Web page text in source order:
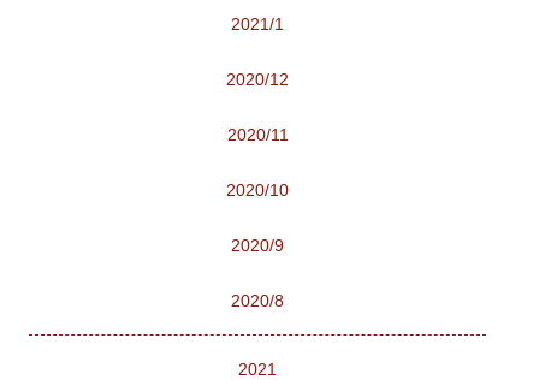
2021/1
2020/12
2020/11
2020/10
2020/9
2020/8
2021